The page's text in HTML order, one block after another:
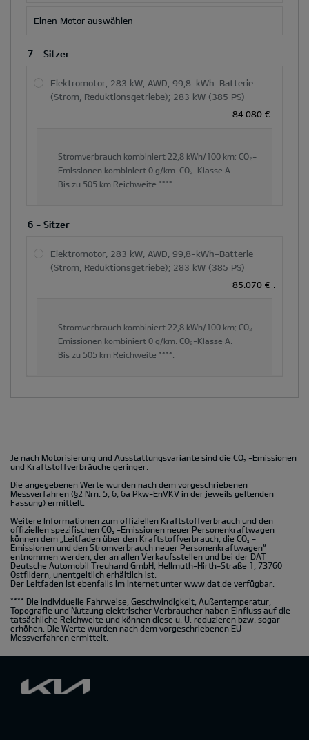
Einen Motor auswählen
7 - Sitzer
Elektromotor, 283 kW, AWD, 99,8-kWh-Batterie
(Strom, Reduktionsgetriebe); 283 kW (385 PS)
84.080 €
Stromverbrauch kombiniert 22,8 kWh/100 km; CO₂-
Emissionen kombiniert 0 g/km. CO₂-Klasse A.
Bis zu 505 km Reichweite ****.
6 - Sitzer
Elektromotor, 283 kW, AWD, 99,8-kWh-Batterie
(Strom, Reduktionsgetriebe); 283 kW (385 PS)
85.070 €
Stromverbrauch kombiniert 22,8 kWh/100 km; CO₂-
Emissionen kombiniert 0 g/km. CO₂-Klasse A.
Bis zu 505 km Reichweite ****.
Je nach Motorisierung und Ausstattungsvariante sind die CO2
-Emissionen
und Kraftstoffverbräuche geringer.
Die angegebenen Werte wurden nach dem vorgeschriebenen
Messverfahren (§2 Nrn. 5, 6, 6a Pkw-EnVKV in der jeweils geltenden
Fassung) ermittelt.
Weitere Informationen zum offiziellen Kraftstoffverbrauch und den
offiziellen spezifischen CO2
-Emissionen neuer Personenkraftwagen
können dem „Leitfaden über den Kraftstoffverbrauch, die CO2
-
Emissionen und den Stromverbrauch neuer Personenkraftwagen“
entnommen werden, der an allen Verkaufsstellen und bei der DAT
Deutsche Automobil Treuhand GmbH, Hellmuth-Hirth-Straße 1, 73760
Ostfildern, unentgeltlich erhältlich ist.
Der Leitfaden ist ebenfalls im Internet unter www.dat.de verfügbar.
**** Die individuelle Fahrweise, Geschwindigkeit, Außentemperatur,
Topografie und Nutzung elektrischer Verbraucher haben Einfluss auf die
tatsächliche Reichweite und können diese u. U. reduzieren bzw. sogar
erhöhen. Die Werte wurden nach dem vorgeschriebenen EU-
Messverfahren ermittelt.